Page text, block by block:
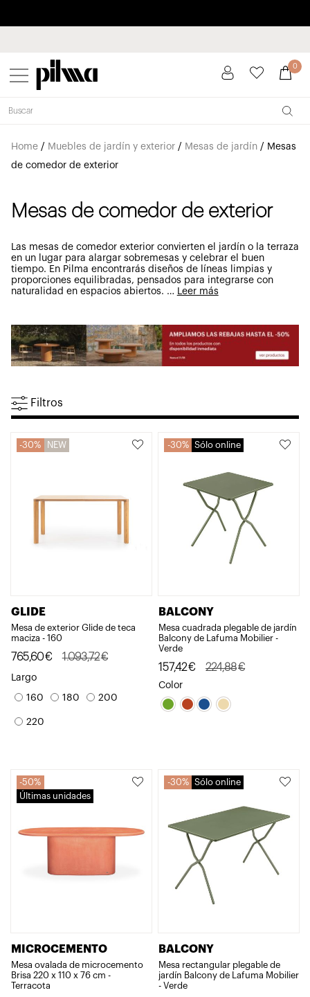
pilma 0
Home/ Muebles de jardín y exterior/ Mesas de jardín/ Mesas
de comedor de exterior
Mesas de comedor de exterior
Las mesas de comedor exterior convierten el jardín o la terraza
en un lugar para alargar sobremesas y celebrar el buen
tiempo. En Pilma encontrarás diseños de líneas limpias y
proporciones equilibradas, pensados para integrarse con
naturalidad en espacios abiertos. … Leer más
Filtros
30% NEW
GLIDE
Mesa de exterior Glide de teca
maciza - 160
1.093,72€
El
precio
original
1.093,72€.
765,60€
El
precio
actual
765,60€.
Largo
160 180 200
220
30% Sólo online
BALCONY
Mesa cuadrada plegable de jardín
Balcony de Lafuma Mobilier -
Verde
224,88€
El
precio
original
157,42€
El
precio
actual
Color
50%
Últimas unidades
MICROCEMENTO
Mesa ovalada de microcemento
Brisa 220 x 110 x 76 cm -
Terracota
30% Sólo online
BALCONY
Mesa rectangular plegable de
jardín Balcony de Lafuma Mobilier
- Verde